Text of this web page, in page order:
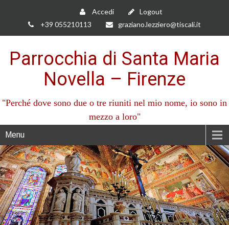
Accedi
Logout
+39 055210113
graziano.lezziero@tiscali.it
Parrocchia di Santa Maria
Novella – Firenze
"Perché dove sono due o tre riuniti nel mio nome, io sono in
mezzo a loro"
Menu